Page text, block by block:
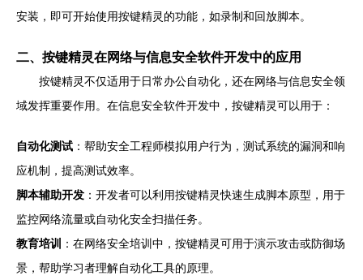
安装，即可开始使用按键精灵的功能，如录制和回放脚本。
二、按键精灵在网络与信息安全软件开发中的应用
按键精灵不仅适用于日常办公自动化，还在网络与信息安全领
域发挥重要作用。在信息安全软件开发中，按键精灵可以用于：
自动化测试 ：帮助安全工程师模拟用户行为，测试系统的漏洞和响
应机制，提高测试效率。
脚本辅助开发 ：开发者可以利用按键精灵快速生成脚本原型，用于
监控网络流量或自动化安全扫描任务。
教育培训
：在网络安全培训中，按键精灵可用于演示攻击或防御场
景，帮助学习者理解自动化工具的原理。